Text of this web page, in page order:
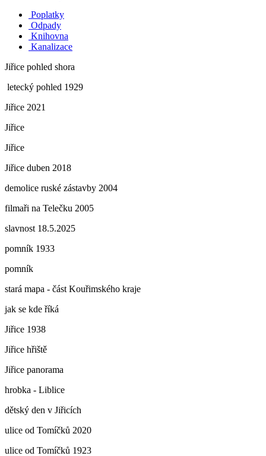
Poplatky
Odpady
Knihovna
Kanalizace
Jiřice pohled shora
letecký pohled 1929
Jiřice 2021
Jiřice
Jiřice
Jiřice duben 2018
demolice ruské zástavby 2004
filmaři na Telečku 2005
slavnost 18.5.2025
pomník 1933
pomník
stará mapa - část Kouřimského kraje
jak se kde říká
Jiřice 1938
Jiřice hřiště
Jiřice panorama
hrobka - Liblice
dětský den v Jiřicích
ulice od Tomíčků 2020
ulice od Tomíčků 1923